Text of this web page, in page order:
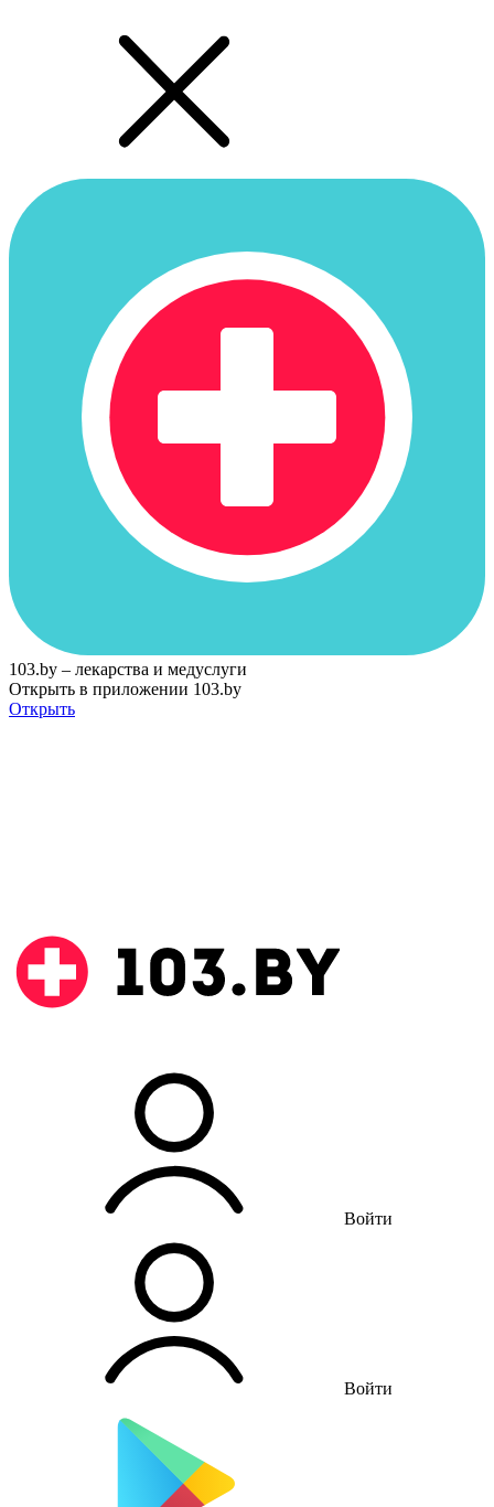
103.by – лекарства и медуслуги
Открыть в приложении 103.by
Открыть
Войти
Войти